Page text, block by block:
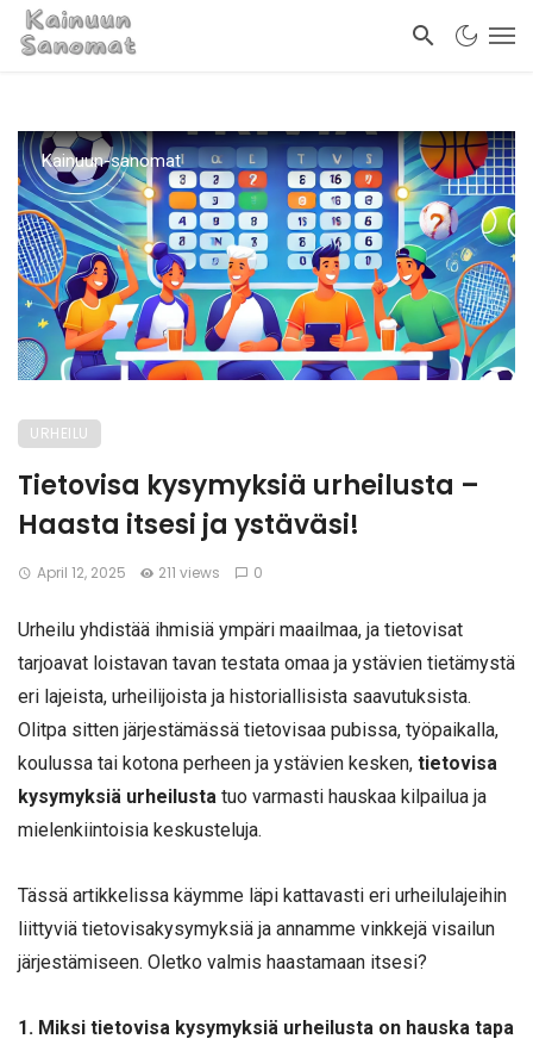
Kainuun-sanomat
URHEILU
Tietovisa kysymyksiä urheilusta –
Haasta itsesi ja ystäväsi!
April 12, 2025 211 views 0
Urheilu yhdistää ihmisiä ympäri maailmaa, ja tietovisat
tarjoavat loistavan tavan testata omaa ja ystävien tietämystä
eri lajeista, urheilijoista ja historiallisista saavutuksista.
Olitpa sitten järjestämässä tietovisaa pubissa, työpaikalla,
koulussa tai kotona perheen ja ystävien kesken, tietovisa
kysymyksiä urheilusta tuo varmasti hauskaa kilpailua ja
mielenkiintoisia keskusteluja.
Tässä artikkelissa käymme läpi kattavasti eri urheilulajeihin
liittyviä tietovisakysymyksiä ja annamme vinkkejä visailun
järjestämiseen. Oletko valmis haastamaan itsesi?
1. Miksi tietovisa kysymyksiä urheilusta on hauska tapa